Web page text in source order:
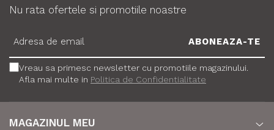
Nu rata ofertele si promotiile noastre
Vreau sa primesc newsletter cu promotiile magazinului.
Afla mai multe in Politica de Confidentialitate
MAGAZINUL MEU